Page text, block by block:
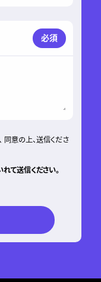
必須
同意の上、送信くださ
て送信ください。